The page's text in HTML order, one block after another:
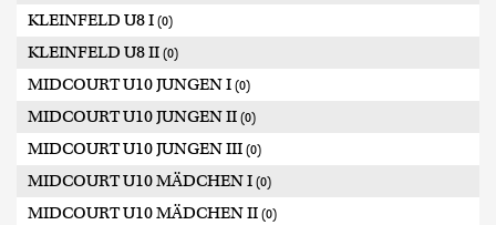
KLEINFELD U8 I (0)
KLEINFELD U8 II (0)
MIDCOURT U10 JUNGEN I (0)
MIDCOURT U10 JUNGEN II (0)
MIDCOURT U10 JUNGEN III (0)
MIDCOURT U10 MÄDCHEN I (0)
MIDCOURT U10 MÄDCHEN II (0)